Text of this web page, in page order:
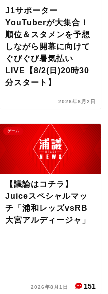
J1サポーター
YouTuberが大集合！
順位＆スタメンを予想
しながら開幕に向けて
ぐびぐび暑気払い
LIVE【8/2(日)20時30
分スタート】
2026年8月2日
ゲーム
【議論はコチラ】
Juiceスペシャルマッ
チ「浦和レッズvsRB
大宮アルディージャ」
2026年8月1日 151